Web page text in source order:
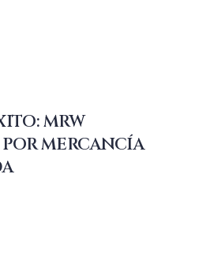
MRW
MERCANCÍA